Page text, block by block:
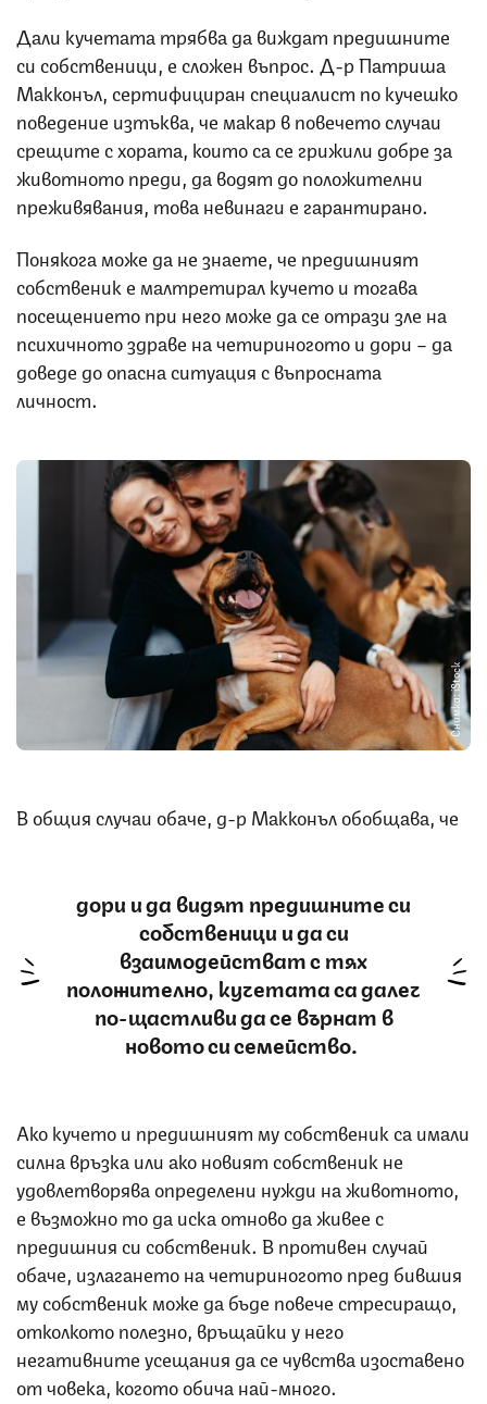
Дали кучетата трябва да виждат предишните
си собственици, е сложен въпрос. Д-р Патриша
Макконъл, сертифициран специалист по кучешко
поведение изтъква, че макар в повечето случаи
срещите с хората, които са се грижили добре за
животното преди, да водят до положителни
преживявания, това невинаги е гарантирано.
Понякога може да не знаете, че предишният
собственик е малтретирал кучето и тогава
посещението при него може да се отрази зле на
психичното здраве на четириногото и дори – да
доведе до опасна ситуация с въпросната
личност.
Снимка: iStock
В общия случаи обаче, д-р Макконъл обобщава, че
дори и да видят предишните си
собственици и да си
взаимодействат с тях
положително, кучетата са далеч
по-щастливи да се върнат в
новото си семейство.
Ако кучето и предишният му собственик са имали
силна връзка или ако новият собственик не
удовлетворява определени нужди на животното,
е възможно то да иска отново да живее с
предишния си собственик. В противен случай
обаче, излагането на четириногото пред бившия
му собственик може да бъде повече стресиращо,
отколкото полезно, връщайки у него
негативните усещания да се чувства изоставено
от човека, когото обича най-много.